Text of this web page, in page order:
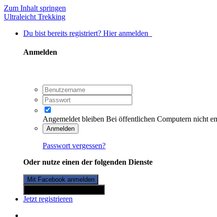
Zum Inhalt springen
Ultraleicht Trekking
Du bist bereits registriert? Hier anmelden
Anmelden
Angemeldet bleiben Bei öffentlichen Computern nicht
Anmelden
Passwort vergessen?
Oder nutze einen der folgenden Dienste
Mit Facebook anmelden
Jetzt registrieren